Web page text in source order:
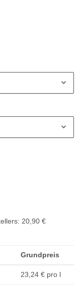
: 20,90 €
Grundpreis
23,24 € pro l